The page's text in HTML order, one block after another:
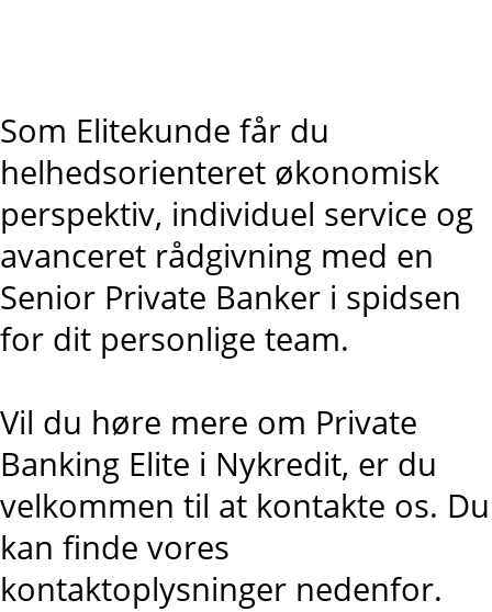
Som Elitekunde får du
helhedsorienteret økonomisk
perspektiv, individuel service og
avanceret rådgivning med en
Senior Private Banker i spidsen
for dit personlige team.
Vil du høre mere om Private
Banking Elite i Nykredit, er du
velkommen til at kontakte os. Du
kan finde vores
kontaktoplysninger nedenfor.